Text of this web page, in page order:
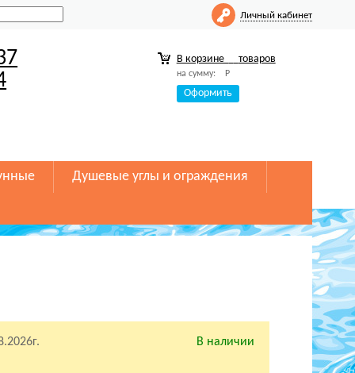
Личный кабинет
В корзине товаров
на сумму: Р
Оформить
Душевые углы и ограждения
В наличии